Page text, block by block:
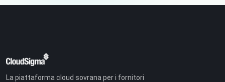
La piattaforma cloud sovrana per i fornitori